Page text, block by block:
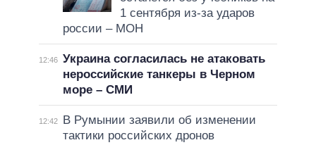
1 сентября из-за ударов
россии – МОН
12:46 Украина согласилась не атаковать
нероссийские танкеры в Черном
море – СМИ
12:42
В Румынии заявили об изменении
тактики российских дронов